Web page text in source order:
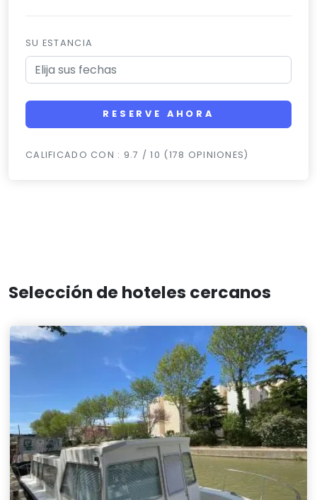
SU ESTANCIA
RESERVE AHORA
CALIFICADO CON : 9.7 / 10 (178 OPINIONES)
Selección de hoteles cercanos